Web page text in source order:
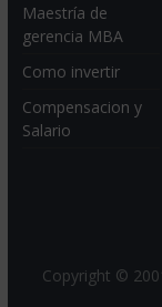
Maestría de
gerencia MBA
Como invertir
Compensacion y
Salario
Copyright ©